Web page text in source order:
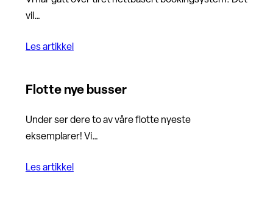
vil…
Les artikkel
Flotte nye busser
Under ser dere to av våre flotte nyeste
eksemplarer! Vi…
Les artikkel